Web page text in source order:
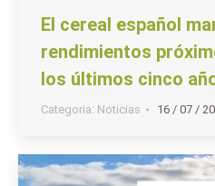
El cereal español
rendimientos
los últimos cinco
Categoria: Noticias 16 / 07 /